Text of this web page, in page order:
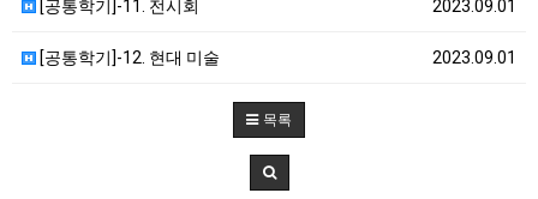
2023.09.01
[공통학기]-11. 전시회
2023.09.01
[공통학기]-12. 현대 미술
목록